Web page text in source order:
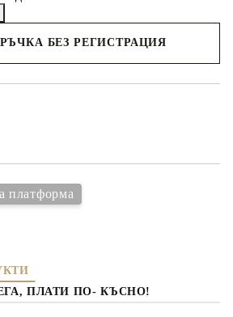
БЕЗ РЕГИСТРАЦИЯ
сполитиката за личните данни
платформа
ПЛАТИ ПО- КЪСНО!